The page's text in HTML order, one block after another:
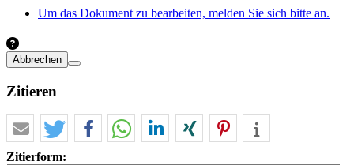
Um das Dokument zu bearbeiten, melden Sie sich bitte an.
Abbrechen
Zitieren
Zitierform: